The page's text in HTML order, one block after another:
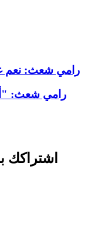
رامي شعث: نعم
رامي شعث:
اشتراكك